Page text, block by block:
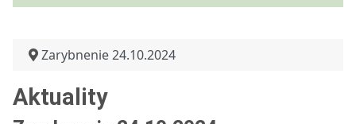
Zarybnenie 24.10.2024
Aktuality